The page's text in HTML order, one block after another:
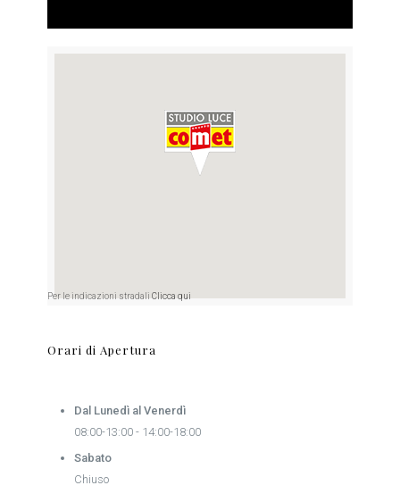
Per le indicazioni stradali Clicca qui
Orari di Apertura
Dal Lunedì al Venerdì
08:00-13:00 - 14:00-18:00
Sabato
Chiuso